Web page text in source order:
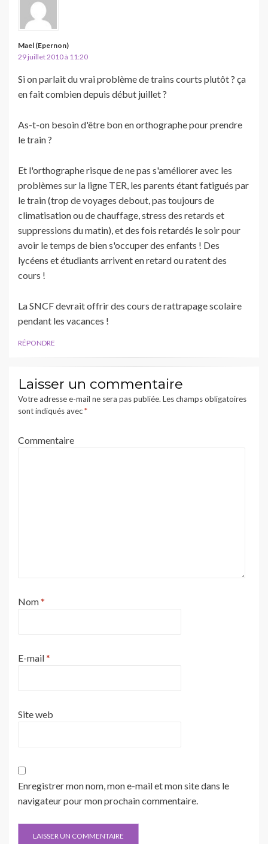
Mael (Epernon)
29 juillet 2010 à 11:20
Si on parlait du vrai problème de trains courts plutôt ? ça
en fait combien depuis début juillet ?
As-t-on besoin d'être bon en orthographe pour prendre
le train ?
Et l'orthographe risque de ne pas s'améliorer avec les
problèmes sur la ligne TER, les parents étant fatigués par
le train (trop de voyages debout, pas toujours de
climatisation ou de chauffage, stress des retards et
suppressions du matin), et des fois retardés le soir pour
avoir le temps de bien s'occuper des enfants ! Des
lycéens et étudiants arrivent en retard ou ratent des
cours !
La SNCF devrait offrir des cours de rattrapage scolaire
pendant les vacances !
RÉPONDRE
Laisser un commentaire
Votre adresse e-mail ne sera pas publiée. Les champs obligatoires
sont indiqués avec*
Commentaire
Nom*
E-mail*
Site web
Enregistrer mon nom, mon e-mail et mon site dans le
navigateur pour mon prochain commentaire.